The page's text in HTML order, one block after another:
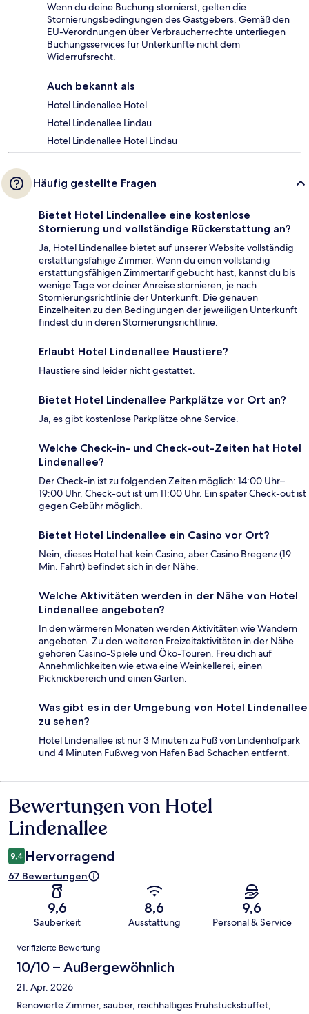
Wenn du deine Buchung stornierst, gelten die
Stornierungsbedingungen des Gastgebers. Gemäß den
EU-Verordnungen über Verbraucherrechte unterliegen
Buchungsservices für Unterkünfte nicht dem
Widerrufsrecht.
Auch bekannt als
Hotel Lindenallee Hotel
Hotel Lindenallee Lindau
Hotel Lindenallee Hotel Lindau
Häufig gestellte Fragen
Bietet Hotel Lindenallee eine kostenlose
Stornierung und vollständige Rückerstattung an?
Ja, Hotel Lindenallee bietet auf unserer Website vollständig
erstattungsfähige Zimmer. Wenn du einen vollständig
erstattungsfähigen Zimmertarif gebucht hast, kannst du bis
wenige Tage vor deiner Anreise stornieren, je nach
Stornierungsrichtlinie der Unterkunft. Die genauen
Einzelheiten zu den Bedingungen der jeweiligen Unterkunft
findest du in deren Stornierungsrichtlinie.
Erlaubt Hotel Lindenallee Haustiere?
Haustiere sind leider nicht gestattet.
Bietet Hotel Lindenallee Parkplätze vor Ort an?
Ja, es gibt kostenlose Parkplätze ohne Service.
Welche Check-in- und Check-out-Zeiten hat Hotel
Lindenallee?
Der Check-in ist zu folgenden Zeiten möglich: 14:00 Uhr–
19:00 Uhr. Check-out ist um 11:00 Uhr. Ein später Check-out ist
gegen Gebühr möglich.
Bietet Hotel Lindenallee ein Casino vor Ort?
Nein, dieses Hotel hat kein Casino, aber Casino Bregenz (19
Min. Fahrt) befindet sich in der Nähe.
Welche Aktivitäten werden in der Nähe von Hotel
Lindenallee angeboten?
In den wärmeren Monaten werden Aktivitäten wie Wandern
angeboten. Zu den weiteren Freizeitaktivitäten in der Nähe
gehören Casino-Spiele und Öko-Touren. Freu dich auf
Annehmlichkeiten wie etwa eine Weinkellerei, einen
Picknickbereich und einen Garten.
Was gibt es in der Umgebung von Hotel Lindenallee
zu sehen?
Hotel Lindenallee ist nur 3 Minuten zu Fuß von Lindenhofpark
und 4 Minuten Fußweg von Hafen Bad Schachen entfernt.
Bewertungen
Bewertungen von Hotel
Lindenallee
9,4 Hervorragend
67 Bewertungen
9,6
Sauberkeit
8,6
Ausstattung
9,6
Personal & Service
Bewertungen
Verifizierte Bewertung
10/10 – Außergewöhnlich
21. Apr. 2026
Renovierte Zimmer, sauber, reichhaltiges Frühstücksbuffet,